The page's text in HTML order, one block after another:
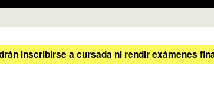
inscribirse a cursada ni rendir exámenes